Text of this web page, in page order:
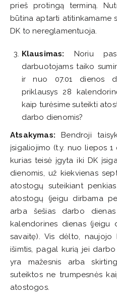
prieš protingą terminą.
būtina aptarti atitinkamame
DK to nereglamentuoja.
Klausimas: Noriu
darbuotojams taiko
ir nuo 07.01 dienos
priklausys 28
kaip turėsime suteikti
darbo dienomis?
Atsakymas: Bendroji
įsigaliojimo (t.y. nuo liepos
kurias teisė įgyta iki DK
dienomis, už kiekvienas
atostogų suteikiant
atostogų (jeigu dirbama
arba šešias darbo
kalendorines dienas (jeigu
savaitę). Vis dėlto,
išimtis, pagal kurią jei
yra mažesnis arba
suteiktos ne trumpesnės
atostogos.